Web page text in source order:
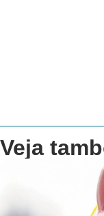
Veja